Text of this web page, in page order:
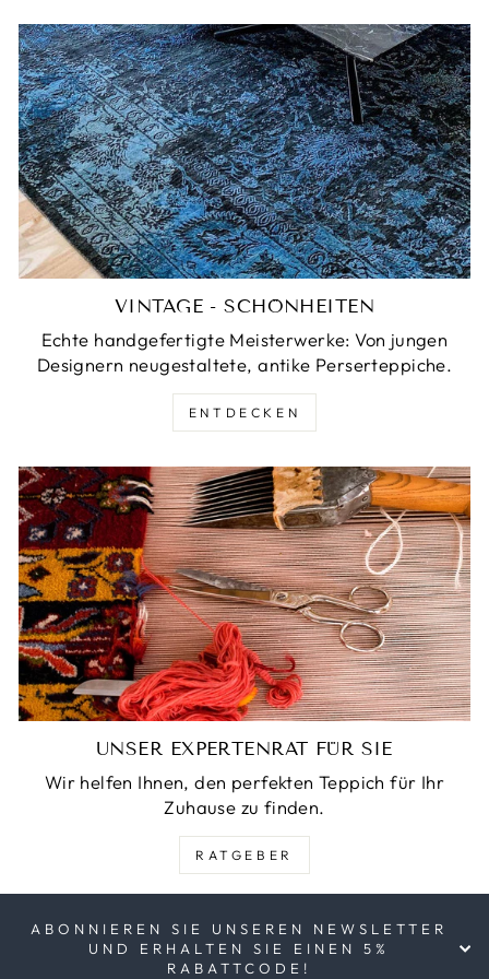
VINTAGE - SCHÖNHEITEN
Echte handgefertigte Meisterwerke: Von jungen
Designern neugestaltete, antike Perserteppiche.
ENTDECKEN
UNSER EXPERTENRAT FÜR SIE
Wir helfen Ihnen, den perfekten Teppich für Ihr
Zuhause zu finden.
RATGEBER
ABONNIEREN SIE UNSEREN NEWSLETTER
UND ERHALTEN SIE EINEN 5%
RABATTCODE!